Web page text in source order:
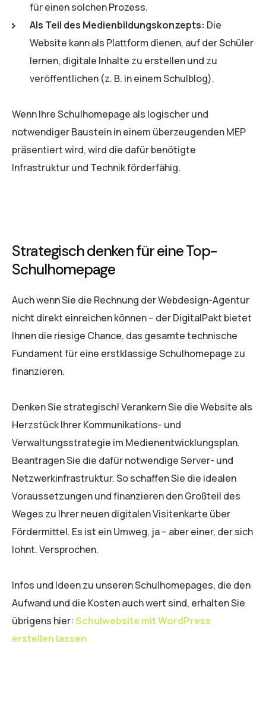
für einen solchen Prozess.
Als Teil des Medienbildungskonzepts: Die
Website kann als Plattform dienen, auf der Schüler
lernen, digitale Inhalte zu erstellen und zu
veröffentlichen (z. B. in einem Schulblog).
Wenn Ihre Schulhomepage als logischer und
notwendiger Baustein in einem überzeugenden MEP
präsentiert wird, wird die dafür benötigte
Infrastruktur und Technik förderfähig.
Strategisch denken für eine Top-
Schulhomepage
Auch wenn Sie die Rechnung der Webdesign-Agentur
nicht direkt einreichen können – der DigitalPakt bietet
Ihnen die riesige Chance, das gesamte technische
Fundament für eine erstklassige Schulhomepage zu
finanzieren.
Denken Sie strategisch! Verankern Sie die Website als
Herzstück Ihrer Kommunikations- und
Verwaltungsstrategie im Medienentwicklungsplan.
Beantragen Sie die dafür notwendige Server- und
Netzwerkinfrastruktur. So schaffen Sie die idealen
Voraussetzungen und finanzieren den Großteil des
Weges zu Ihrer neuen digitalen Visitenkarte über
Fördermittel. Es ist ein Umweg, ja – aber einer, der sich
lohnt. Versprochen.
Infos und Ideen zu unseren Schulhomepages, die den
Aufwand und die Kosten auch wert sind, erhalten Sie
übrigens hier:Schul­website mit WordPress
erstellen lassen